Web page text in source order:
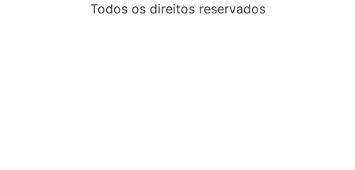
Todos os direitos reservados